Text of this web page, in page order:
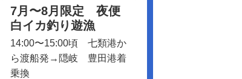
7月〜8月限定 夜便
白イカ釣り遊漁
14:00〜15:00頃 七類港か
ら渡船発→隠岐 豊田港着
乗換